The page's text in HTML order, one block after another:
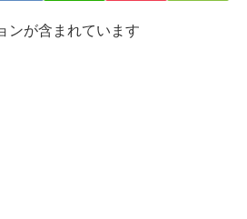
ンが含まれています